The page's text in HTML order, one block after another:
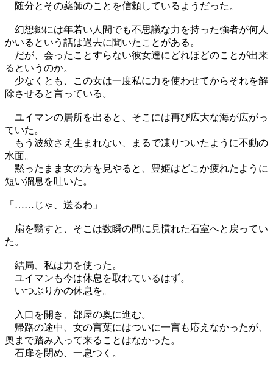
随分とその薬師のことを信頼しているようだった。
幻想郷には年若い人間でも不思議な力を持った強者が何人
かいるという話は過去に聞いたことがある。
だが、会ったことすらない彼女達にどれほどのことが出来
るというのか。
少なくとも、この女は一度私に力を使わせてからそれを解
除させると言っている。
ユイマンの居所を出ると、そこには再び広大な海が広がっ
ていた。
もう波紋さえ生まれない、まるで凍りついたように不動の
水面。
黙ったまま女の方を見やると、豊姫はどこか疲れたように
短い溜息を吐いた。
「……じゃ、送るわ」
扇を翳すと、そこは数瞬の間に見慣れた石室へと戻ってい
た。
結局、私は力を使った。
ユイマンも今は休息を取れているはず。
いつぶりかの休息を。
入口を開き、部屋の奥に進む。
帰路の途中、女の言葉にはついに一言も応えなかったが、
奥まで踏み入って来ることはなかった。
石扉を閉め、一息つく。